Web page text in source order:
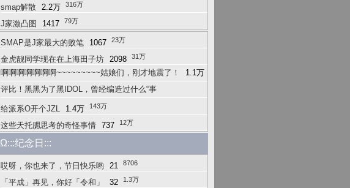
smap解散 2.2万 316万
J家激凸图 1417 79万
SMAP是J家最大的败笔 1067 23万
金虎靓同学现在在上海田子坊 2098 31万
啊啊啊啊啊啊啊~~~~~~~~~姑娘们，刚才地震了！ 1.1万
101万
评比！黑黑为了黑IDOL，曾经编造过什么“事
实”？ 2707 39万
给派系O开个JZL 1.4万 143万
这些天托腮思考的奇怪事情 737 12万
Ω:::纪念日:::
哎呀，你也来了，节日快乐哟 21 8706
「平成」再见，你好「令和」 32 1.3万